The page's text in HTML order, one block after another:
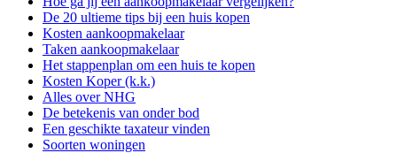
De 20 ultieme tips bij een huis kopen
Kosten aankoopmakelaar
Taken aankoopmakelaar
Het stappenplan om een huis te kopen
Kosten Koper (k.k.)
Alles over NHG
De betekenis van onder bod
Een geschikte taxateur vinden
Soorten woningen